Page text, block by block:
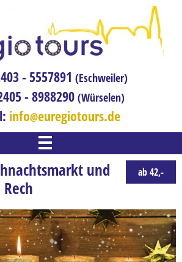
- 5557891 (Eschweiler)
- 8988290 (Würselen)
info euregiotours.de
WILLKOMMEN
REISEN
Adventreise
Bahnreisen
Blumenreise
ab 42,-
und